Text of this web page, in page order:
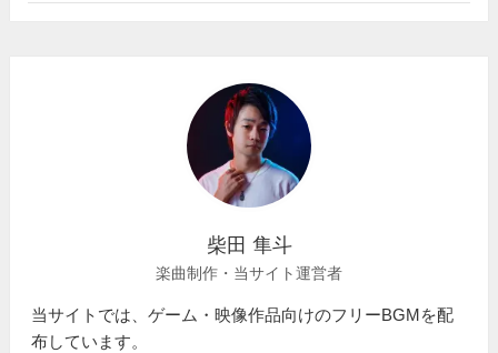
柴田 隼斗
楽曲制作・当サイト運営者
当サイトでは、ゲーム・映像作品向けのフリーBGMを配
布しています。